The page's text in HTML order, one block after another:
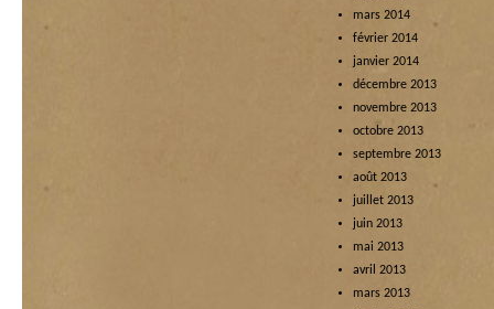
mars 2014
février 2014
janvier 2014
décembre 2013
novembre 2013
octobre 2013
septembre 2013
août 2013
juillet 2013
juin 2013
mai 2013
avril 2013
mars 2013